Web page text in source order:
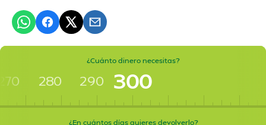
¿Cuánto dinero necesitas?
280 290 300
¿En cuántos días quieres devolverlo?